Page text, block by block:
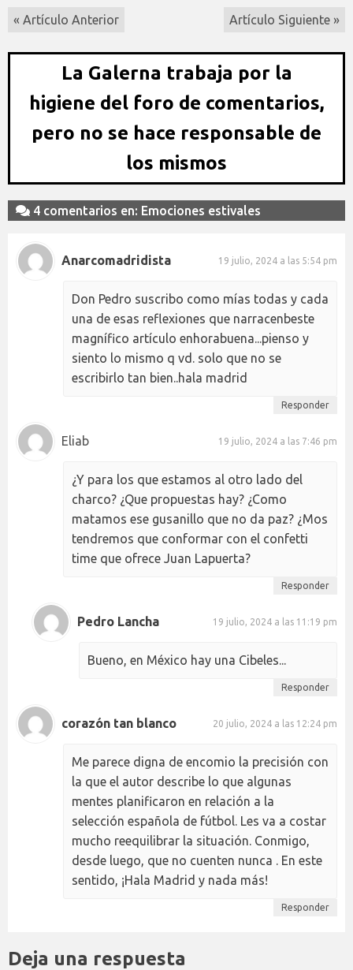
« Artículo Anterior Artículo Siguiente »
La Galerna trabaja por la
higiene del foro de comentarios,
pero no se hace responsable de
los mismos
4 comentarios en: Emociones estivales
Anarcomadridista 19 julio, 2024 a las 5:54 pm
Don Pedro suscribo como mías todas y cada
una de esas reflexiones que narracenbeste
magnífico artículo enhorabuena...pienso y
siento lo mismo q vd. solo que no se
escribirlo tan bien..hala madrid
Responder
Eliab 19 julio, 2024 a las 7:46 pm
¿Y para los que estamos al otro lado del
charco? ¿Que propuestas hay? ¿Como
matamos ese gusanillo que no da paz? ¿Mos
tendremos que conformar con el confetti
time que ofrece Juan Lapuerta?
Responder
Pedro Lancha 19 julio, 2024 a las 11:19 pm
Bueno, en México hay una Cibeles...
Responder
corazón tan blanco 20 julio, 2024 a las 12:24 pm
Me parece digna de encomio la precisión con
la que el autor describe lo que algunas
mentes planificaron en relación a la
selección española de fútbol. Les va a costar
mucho reequilibrar la situación. Conmigo,
desde luego, que no cuenten nunca . En este
sentido, ¡Hala Madrid y nada más!
Responder
Deja una respuesta